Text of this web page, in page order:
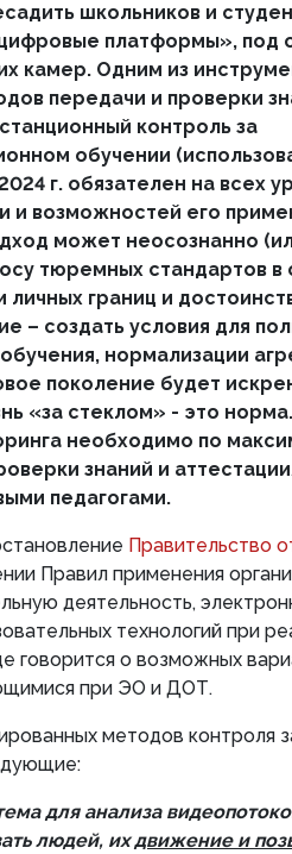
школьников и
платформы», под
камер. Одним из
передачи и проверки
контроль за
обучении
г. обязателен на всех
и возможностей его
может неосознанно
тюремных стандартов в
границ и
– создать условия для
нормализации
поколение будет
«за стеклом» - это
необходимо по
знаний и
педагогами.
Правительство
Правил применения
деятельность,
технологий при
говорится о возможных
при ЭО и ДОТ.
методов контроля
для анализа
людей, ихдвижение и